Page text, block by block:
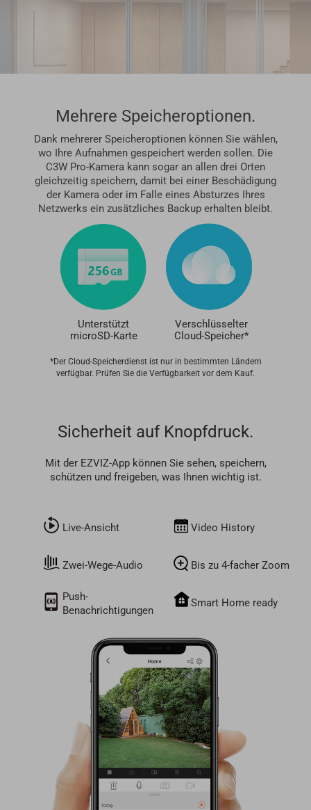
Mehrere Speicheroptionen.
Dank mehrerer Speicheroptionen können Sie wählen,
wo Ihre Aufnahmen gespeichert werden sollen. Die
C3W Pro-Kamera kann sogar an allen drei Orten
gleichzeitig speichern, damit bei einer Beschädigung
der Kamera oder im Falle eines Absturzes Ihres
Netzwerks ein zusätzliches Backup erhalten bleibt.
Unterstützt
microSD-Karte
Verschlüsselter
Cloud-Speicher*
*Der Cloud-Speicherdienst ist nur in bestimmten Ländern
verfügbar. Prüfen Sie die Verfügbarkeit vor dem Kauf.
Sicherheit auf Knopfdruck.
Mit der EZVIZ-App können Sie sehen, speichern,
schützen und freigeben, was Ihnen wichtig ist.
Live-Ansicht
Zwei-Wege-Audio
Push-
Benachrichtigungen
Video History
Bis zu 4-facher Zoom
Smart Home ready